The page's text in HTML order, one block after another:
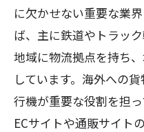
に欠かせない重要な業
ば、主に鉄道やトラッ
地域に物流拠点を持ち
しています。海外への
行機が重要な役割を担
ECサイトや通販サイト